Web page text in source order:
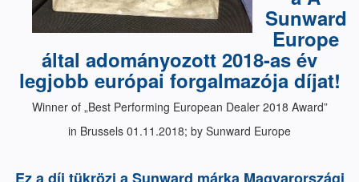
Sunward
Europe
által adományozott 2018-as év
legjobb európai forgalmazója díjat!
Winner of „Best Performing European Dealer 2018 Award”
in Brussels 01.11.2018; by Sunward Europe